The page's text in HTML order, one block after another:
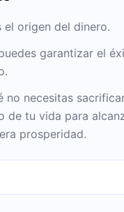
el origen del dinero.
garantizar el
no necesitas
de tu vida para
prosperidad.